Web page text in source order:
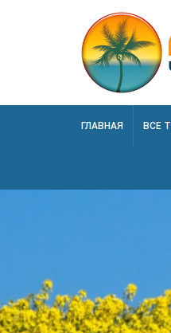
ГЛАВНАЯ ВСЕ